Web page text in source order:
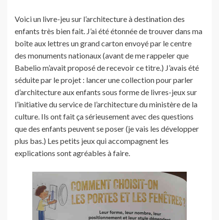
Voici un livre-jeu sur l’architecture à destination des
enfants très bien fait. J’ai été étonnée de trouver dans ma
boîte aux lettres un grand carton envoyé par le centre
des monuments nationaux (avant de me rappeler que
Babelio m’avait proposé de recevoir ce titre.) J’avais été
séduite par le projet : lancer une collection pour parler
d’architecture aux enfants sous forme de livres-jeux sur
l’initiative du service de l’architecture du ministère de la
culture. Ils ont fait ça sérieusement avec des questions
que des enfants peuvent se poser (je vais les développer
plus bas.) Les petits jeux qui accompagnent les
explications sont agréables à faire.